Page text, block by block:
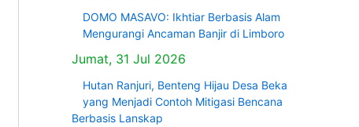
DOMO MASAVO: Ikhtiar Berbasis Alam
Mengurangi Ancaman Banjir di Limboro
Jumat, 31 Jul 2026
Hutan Ranjuri, Benteng Hijau Desa Beka
yang Menjadi Contoh Mitigasi Bencana
Berbasis Lanskap